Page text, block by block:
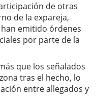
de otras
de la expareja,
emitido órdenes
por parte de la
que los señalados
tras el hecho, lo
entre allegados y